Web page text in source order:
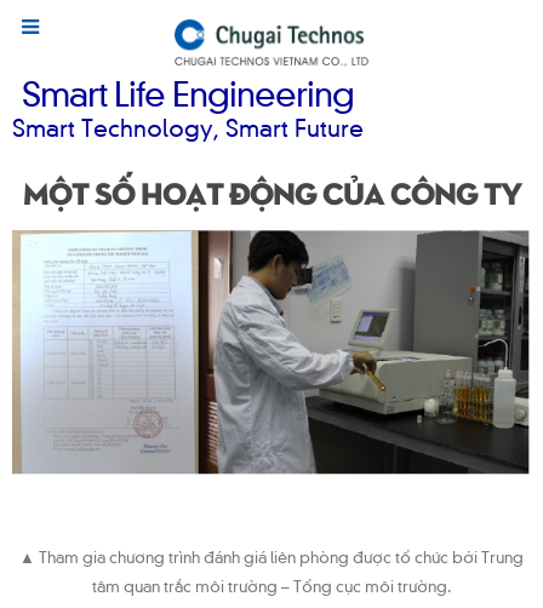
Smart Life Engineering
Smart Technology, Smart Future
Một số hoạt động của công ty
▲ Tham gia chương trình đánh giá liên phòng được tổ chức bởi Trung
tâm quan trắc môi trường – Tổng cục môi trường.